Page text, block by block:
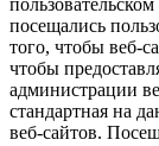
посещались
того, чтобы веб-
чтобы
администрации
стандартная на
веб-сайтов.